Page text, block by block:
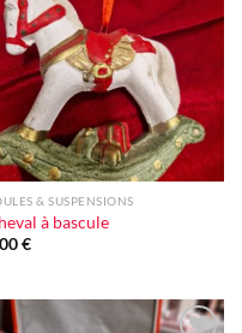
à la liste
d'envie
& SUSPENSIONS
à bascule
€